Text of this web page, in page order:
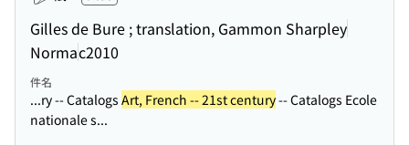
Gilles de Bure ; translation, Gammon Sharpley
Normac2010
件名
...ry -- Catalogs Art, French -- 21st century-- Catalogs Ecole
nationale s...